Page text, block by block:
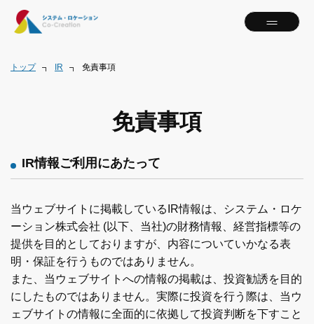
トップ IR 免責事項
免責事項
IR情報ご利用にあたって
当ウェブサイトに掲載しているIR情報は、システム・ロケ
ーション株式会社 (以下、当社)の財務情報、経営指標等の
提供を目的としておりますが、内容についていかなる表
明・保証を行うものではありません。
また、当ウェブサイトへの情報の掲載は、投資勧誘を目的
にしたものではありません。実際に投資を行う際は、当ウ
ェブサイトの情報に全面的に依拠して投資判断を下すこと